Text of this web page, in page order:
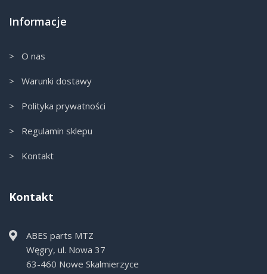
Informacje
> O nas
> Warunki dostawy
> Polityka prywatności
> Regulamin sklepu
> Kontakt
Kontakt
ABES parts MTZ
Węgry, ul. Nowa 37
63-460 Nowe Skalmierzyce